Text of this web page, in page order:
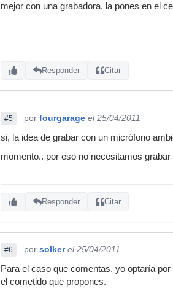
mejor con una grabadora, la pones en el
Responder Citar
#5 por fourgarage el 25/04/2011
si, la idea de grabar con un micrófono
momento.. por eso no necesitamos
Responder Citar
#6 por solker el 25/04/2011
Para el caso que comentas, yo optaría
el cometido que propones.